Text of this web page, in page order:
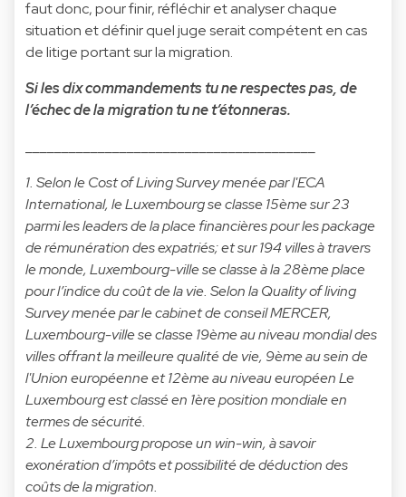
faut donc, pour finir, réfléchir et analyser chaque
situation et définir quel juge serait compétent en cas
de litige portant sur la migration.
Si les dix commandements tu ne respectes pas, de
l’échec de la migration tu ne t’étonneras.
1. Selon le Cost of Living Survey menée par l'ECA
International, le Luxembourg se classe 15ème sur 23
parmi les leaders de la place financières pour les package
de rémunération des expatriés; et sur 194 villes à travers
le monde, Luxembourg-ville se classe à la 28ème place
pour l’indice du coût de la vie. Selon la Quality of living
Survey menée par le cabinet de conseil MERCER,
Luxembourg-ville se classe 19ème au niveau mondial des
villes offrant la meilleure qualité de vie, 9ème au sein de
l'Union européenne et 12ème au niveau européen Le
Luxembourg est classé en 1ère position mondiale en
termes de sécurité.
2. Le Luxembourg propose un win-win, à savoir
exonération d’impôts et possibilité de déduction des
coûts de la migration.